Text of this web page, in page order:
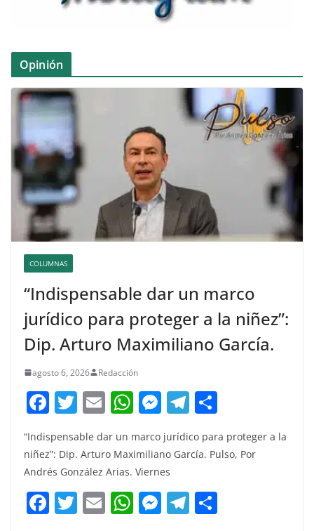
Opinión
COLUMNAS
“Indispensable dar un marco
jurídico para proteger a la niñez”:
Dip. Arturo Maximiliano García.
agosto 6, 2026 Redacción
F
c
e
b
o
T
w
itt
er
E
ai
l
W
at
s
A
p
M
e
ss
e
n
g
T
e
a
m
m
“Indispensable dar un marco jurídico para proteger a la
niñez”: Dip. Arturo Maximiliano García. Pulso, Por
Andrés González Arias. Viernes
F T E W M T